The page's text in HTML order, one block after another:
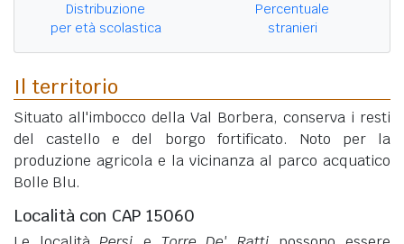
Distribuzione
per età scolastica
Percentuale
stranieri
Il territorio
Situato all'imbocco della Val Borbera, conserva i resti
del castello e del borgo fortificato. Noto per la
produzione agricola e la vicinanza al parco acquatico
Bolle Blu.
Località con CAP 15060